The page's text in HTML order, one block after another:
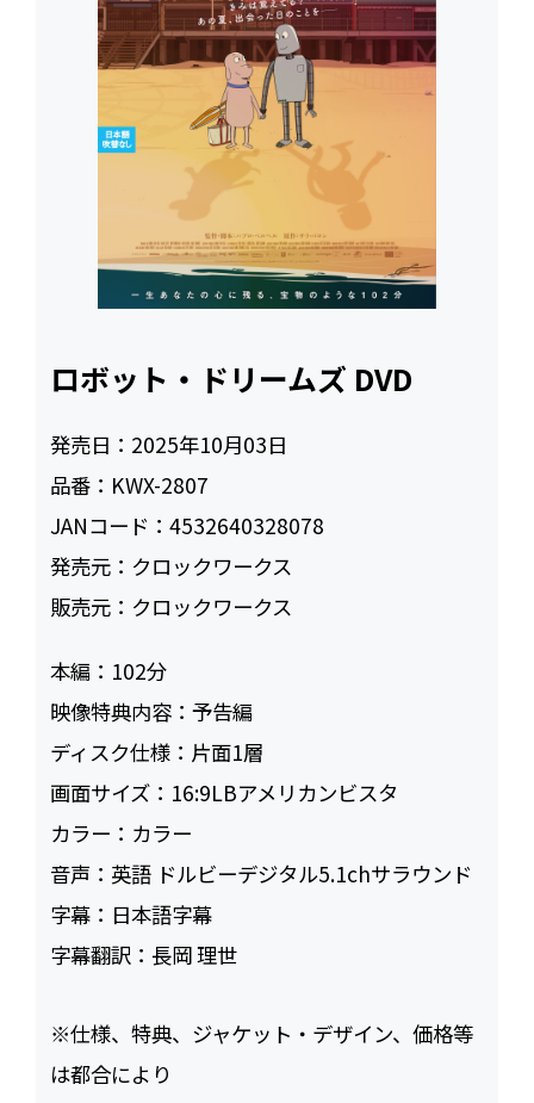
ロボット・ドリームズ DVD
発売日： 2025年10月03日
品番： KWX-2807
JANコード：4532640328078
発売元： クロックワークス
販売元： クロックワークス
本編： 102
映像特典内容：予告編
ディスク仕様： 片面1層
画面サイズ： 16:9LBアメリカンビスタ
カラー： カラー
音声： 英語 ドルビーデジタル5.1chサラウンド
字幕： 日本語字幕
字幕翻訳： 長岡 理世
※仕様、特典、ジャケット・デザイン、価格等
は都合により